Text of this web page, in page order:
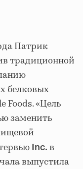
Патрик
традиционной
белковых
Foods. «Цель
заменить
Inc. в
выпустила